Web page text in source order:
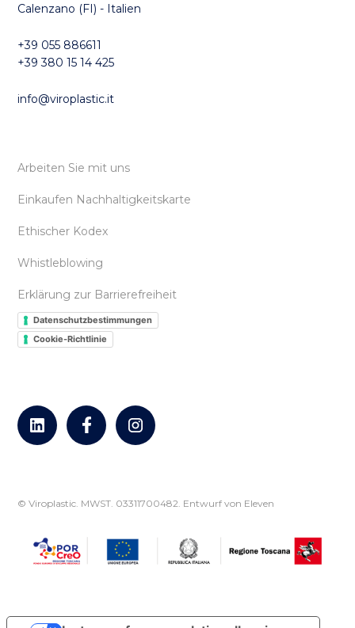
Calenzano (FI) - Italien
+39 055 886611
+39 380 15 14 425
info@viroplastic.it
Arbeiten Sie mit uns
Einkaufen Nachhaltigkeitskarte
Ethischer Kodex
Whistleblowing
Erklärung zur Barrierefreiheit
Datenschutzbestimmungen
Cookie-Richtlinie
© Viroplastic. MWST. 03311700482. Entwurf von Eleven